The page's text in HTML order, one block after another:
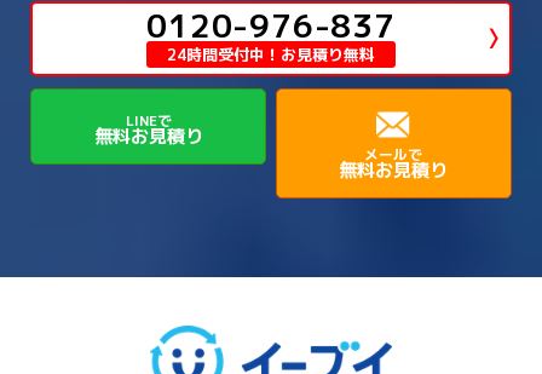
0120-976-837
24時間受付中！お見積り無料
LINEで
無料お見積り
メールで
無料お見積り